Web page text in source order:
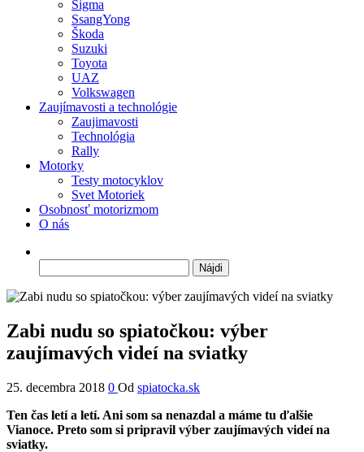
Sigma
SsangYong
Škoda
Suzuki
Toyota
UAZ
Volkswagen
Zaujímavosti a technológie
Zaujimavosti
Technológia
Rally
Motorky
Testy motocyklov
Svet Motoriek
Osobnosť motorizmom
O nás
Zabi nudu so spiatočkou: výber
zaujímavých videí na sviatky
25. decembra 2018 0 Od spiatocka.sk
Ten čas letí a letí. Ani som sa nenazdal a máme tu ďalšie
Vianoce. Preto som si pripravil výber zaujímavých videí na
sviatky.